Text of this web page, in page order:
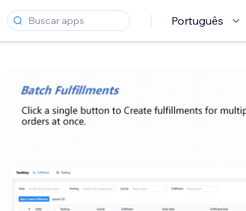
Português